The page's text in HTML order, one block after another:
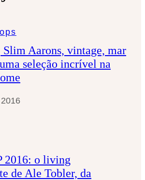
Aarons, vintage, mar
seleção incrível na
2016: o living
de Ale Tobler, da